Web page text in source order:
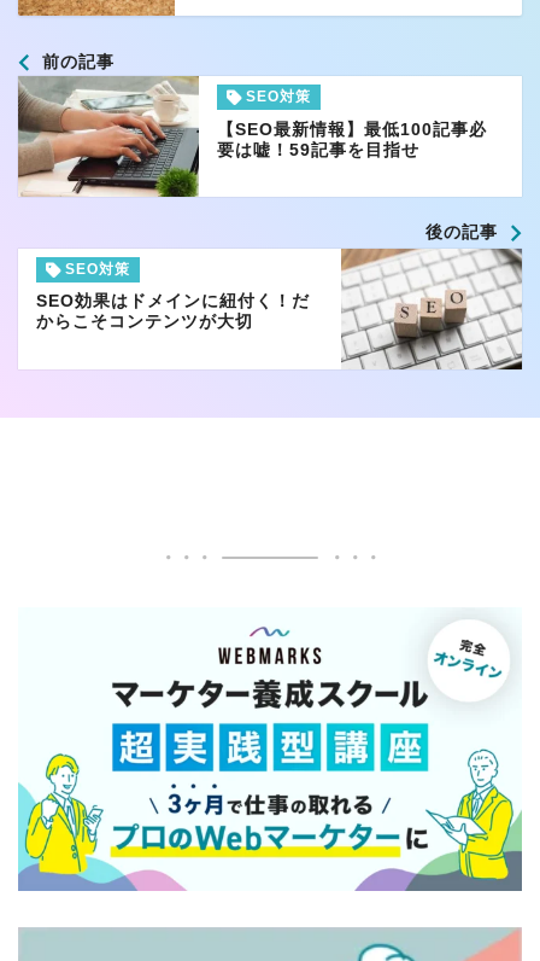
前の記事
SEO対策
【SEO最新情報】最低100記事必
要は嘘！59記事を目指せ
後の記事
SEO対策
SEO効果はドメインに紐付く！だ
からこそコンテンツが大切